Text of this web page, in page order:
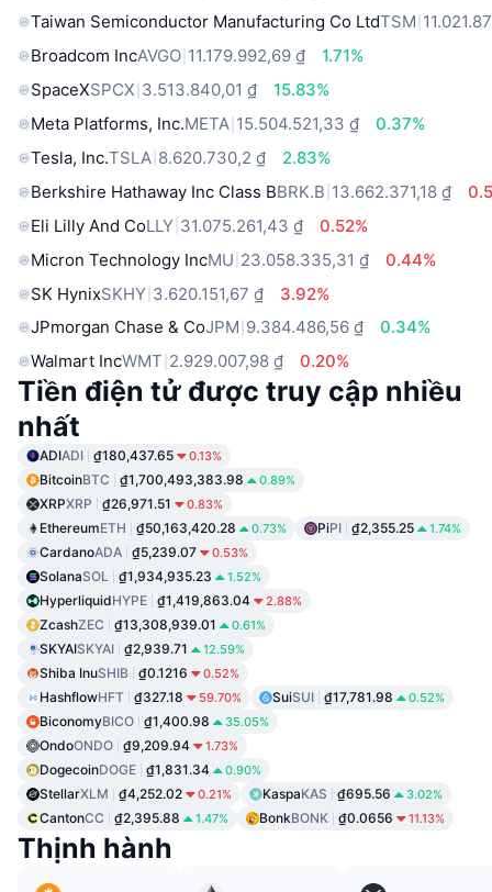
Taiwan Semiconductor Manufacturing Co LtdTSM
Broadcom IncAVGO 11.179.992,69 ₫
1.71%
SpaceXSPCX 3.513.840,01 ₫
15.83%
Meta Platforms, Inc.META 15.504.521,33 ₫
0.37%
Tesla, Inc.TSLA 8.620.730,2 ₫
2.83%
Berkshire Hathaway Inc Class BBRK.B 13.662.371,18 ₫
Eli Lilly And CoLLY 31.075.261,43 ₫
0.52%
Micron Technology IncMU 23.058.335,31 ₫
0.44%
SK HynixSKHY 3.620.151,67 ₫
3.92%
JPmorgan Chase & CoJPM 9.384.486,56 ₫
0.34%
Walmart IncWMT 2.929.007,98 ₫ 0.20%
Tiền điện tử được truy cập nhiều
nhất
ADIADI ₫180,437.65 0.13%
BitcoinBTC ₫1,700,493,383.98 0.89%
XRPXRP ₫26,971.51 0.83%
EthereumETH ₫50,163,420.28 0.73% PiPI ₫2,355.25 1.74%
CardanoADA ₫5,239.07 0.53%
SolanaSOL ₫1,934,935.23 1.52%
HyperliquidHYPE ₫1,419,863.04 2.88%
ZcashZEC ₫13,308,939.01 0.61%
SKYAISKYAI ₫2,939.71 12.59%
Shiba InuSHIB ₫0.1216 0.52%
HashflowHFT ₫327.18 59.70% SuiSUI ₫17,781.98 0.52%
BiconomyBICO ₫1,400.98 35.05%
OndoONDO ₫9,209.94 1.73%
DogecoinDOGE ₫1,831.34 0.90%
StellarXLM ₫4,252.02 0.21% KaspaKAS ₫695.56 3.02%
CantonCC ₫2,395.88 1.47% BonkBONK ₫0.0656 11.13%
Thịnh hành